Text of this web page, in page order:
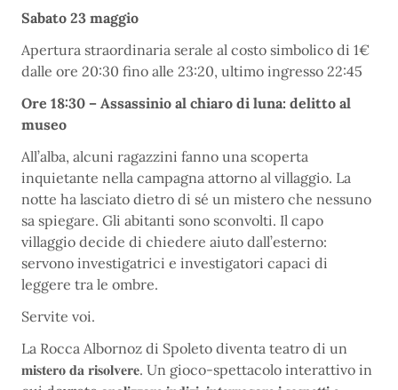
Sabato 23 maggio
Apertura straordinaria serale al costo simbolico di 1€
dalle ore 20:30 fino alle 23:20, ultimo ingresso 22:45
Ore 18:30 – Assassinio al chiaro di luna: delitto al
museo
All’alba, alcuni ragazzini fanno una scoperta
inquietante nella campagna attorno al villaggio. La
notte ha lasciato dietro di sé un mistero che nessuno
sa spiegare. Gli abitanti sono sconvolti. Il capo
villaggio decide di chiedere aiuto dall’esterno:
servono investigatrici e investigatori capaci di
leggere tra le ombre.
Servite voi.
La Rocca Albornoz di Spoleto diventa teatro di un
𝐦𝐢𝐬𝐭𝐞𝐫𝐨 𝐝𝐚 𝐫𝐢𝐬𝐨𝐥𝐯𝐞𝐫𝐞. Un gioco-spettacolo interattivo in